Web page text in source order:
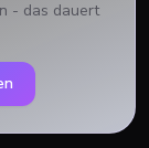
- das dauert